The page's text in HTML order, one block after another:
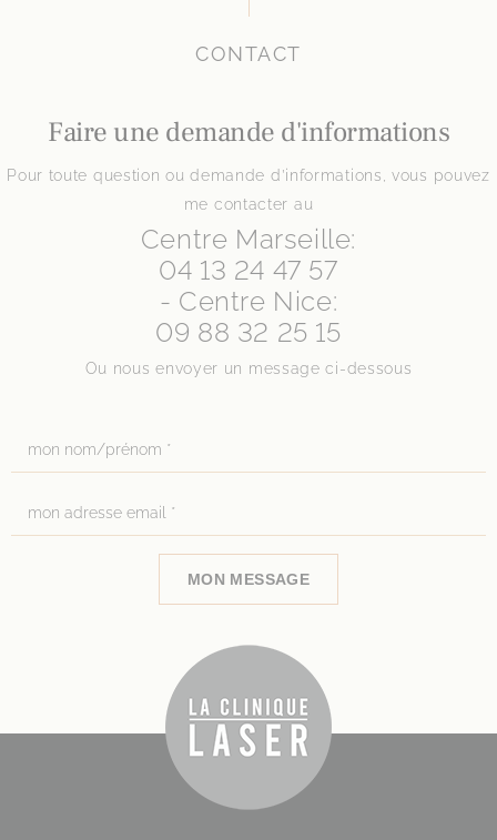
CONTACT
Faire une demande d'informations
Pour toute question ou demande d’informations, vous pouvez
me contacter au
Centre Marseille:
04 13 24 47 57
- Centre Nice:
09 88 32 25 15
Ou nous envoyer un message ci-dessous
MON MESSAGE